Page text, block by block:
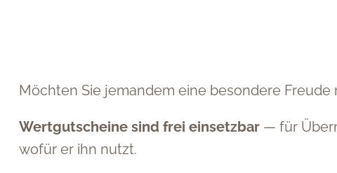
Möchten Sie jemandem eine besondere Freude
Wertgutscheine sind frei einsetzbar — für
wofür er ihn nutzt.